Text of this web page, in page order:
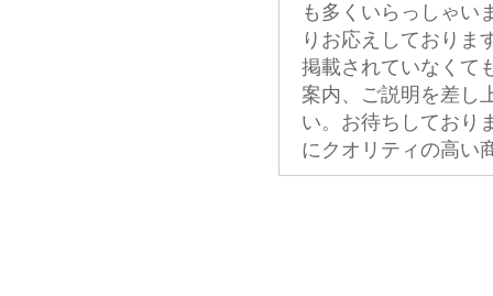
も多くいらっしゃい
りお応えしておりま
掲載されていなくて
案内、ご説明を差し
い。お待ちしており
にクオリティの高い